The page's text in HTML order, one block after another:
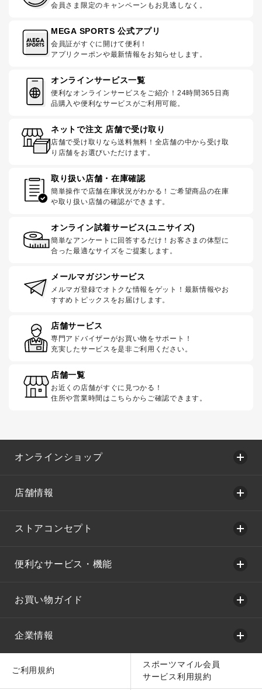
会員さま限定のキャンペーンもお見逃しなく。
MEGA SPORTS 公式アプリ
会員証がすぐに開けて便利！
アプリクーポンや最新情報をお知らせします。
オンラインサービス一覧
便利なオンラインサービスをご紹介！24時間365日商
品購入や便利なサービスがご利用可能。
ネットで注文 店舗で受け取り
店舗で受け取りなら送料無料！全店舗の中から受け取
り店舗をお選びいただけます。
取り扱い店舗・在庫確認
簡単操作で店舗在庫状況がわかる！ご希望商品の在庫
や取り扱い店舗の確認ができます。
オンライン試着サービス(ユニサイズ)
簡単なアンケートに回答するだけ！お客さまの体型に
合った最適なサイズをご提案します。
メールマガジンサービス
メルマガ登録でオトクな情報をゲット！最新情報やお
すすめトピックスをお届けします。
店舗サービス
専門アドバイザーがお買い物をサポート！
充実したサービスを是非ご利用ください。
店舗一覧
お近くの店舗がすぐに見つかる！
住所や営業時間はこちらからご確認できます。
オンラインショップ
店舗情報
ストアコンセプト
便利なサービス・機能
お買い物ガイド
企業情報
ご利用規約
スポーツマイル会員
サービス利用規約